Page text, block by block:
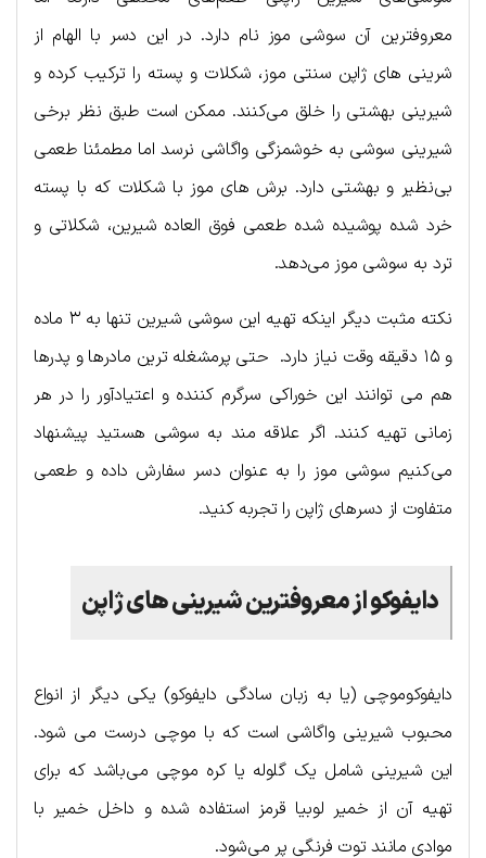
معروفترین آن سوشی موز نام دارد. در این دسر با الهام از
شرینی های ژاپن سنتی موز، شکلات و پسته را ترکیب کرده و
شیرینی بهشتی را خلق می‌کنند. ممکن است طبق نظر برخی
شیرینی سوشی به خوشمزگی واگاشی نرسد اما مطمئنا طعمی
بی‌نظیر و بهشتی دارد. برش های موز با شکلات که با پسته
خرد شده پوشیده شده طعمی فوق العاده شیرین، شکلاتی و
ترد به سوشی موز می‌دهد.
نکته مثبت دیگر اینکه تهیه این سوشی شیرین تنها به ۳ ماده
و ۱۵ دقیقه وقت نیاز دارد. حتی پرمشغله ترین مادرها و پدرها
هم می توانند این خوراکی سرگرم کننده و اعتیادآور را در هر
زمانی تهیه کنند. اگر علاقه مند به سوشی هستید پیشنهاد
می‌کنیم سوشی موز را به عنوان دسر سفارش داده و طعمی
متفاوت از دسرهای ژاپن را تجربه کنید.
دایفوکو از معروفترین شیرینی های ژاپن
دایفوکوموچی (یا به زبان سادگی دایفوکو) یکی دیگر از انواع
محبوب شیرینی واگاشی است که با موچی درست می شود.
این شیرینی شامل یک گلوله یا کره موچی می‌باشد که برای
تهیه آن از خمیر لوبیا قرمز استفاده شده و داخل خمیر با
موادی مانند توت فرنگی پر می‌شود.